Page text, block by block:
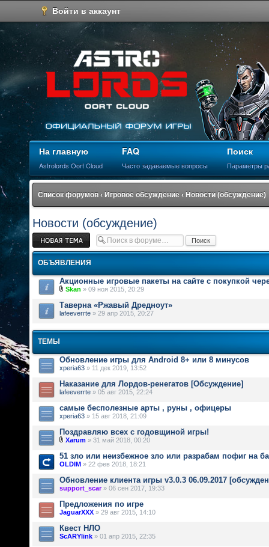
Войти в аккаунт
На главную
Astrolords Oort Cloud
FAQ
Часто задаваемые вопросы
Поиск
Параметры
Список форумов ‹ Игровое обсуждение ‹ Новости (обсуждение)
Новости (обсуждение)
Новая тема
ОБЪЯВЛЕНИЯ
Акционные игровые пакеты на сайте с покупкой
Skan » 09 ноя 2015, 20:29
Таверна «Ржавый Дредноут»
lafeeverrte » 29 апр 2015, 20:27
ТЕМЫ
Обновление игры для Android 8+ или 8 минусов
xperia63 » 11 дек 2019, 13:52
Наказание для Лордов-ренегатов [Обсуждение]
lafeeverrte » 05 авг 2015, 22:24
самые бесполезные арты , руны , офицеры
xperia63 » 15 авг 2018, 21:09
Поздравляю всех с годовщиной игры!
Xarum » 31 май 2018, 00:20
51 зло или неизбежное зло или разрабам пофиг на
OLDIM » 22 фев 2018, 18:21
Обновление клиента игры v3.0.3 06.09.2017
support_scar» 06 сен 2017, 19:33
Предложения по игре
JaguarXXX » 29 авг 2015, 14:10
Квест НЛО
ScARYlink » 01 апр 2015, 22:35